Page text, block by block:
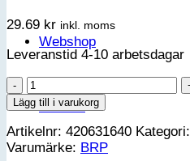
Webshop
Kontakt
29.69 kr inkl. moms
Leveranstid 4-10 arbetsdagar
O-
Ring
mängd
Lägg till i varukorg
Artikelnr: 420631640 Kategori:
Varumärke: BRP